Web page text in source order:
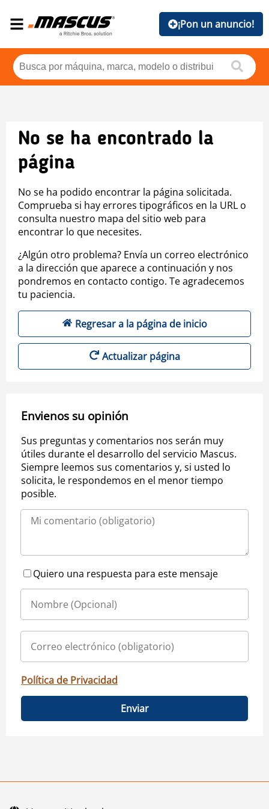
¡Pon un anuncio!
No se ha encontrado la
página
No se ha podido encontrar la página solicitada.
Comprueba si hay errores tipográficos en la URL o
consulta nuestro mapa del sitio web para
encontrar lo que necesites.
¿Algún otro problema? Envía un correo electrónico
a la dirección que aparece a continuación y nos
pondremos en contacto contigo. Te agradecemos
tu paciencia.
Regresar a la página de inicio
Actualizar página
Envienos su opinión
Sus preguntas y comentarios nos serán muy
útiles durante el desarrollo del servicio Mascus.
Siempre leemos sus comentarios y, si usted lo
solicita, le respondemos en el menor tiempo
posible.
Quiero una respuesta para este mensaje
Política de Privacidad
Enviar